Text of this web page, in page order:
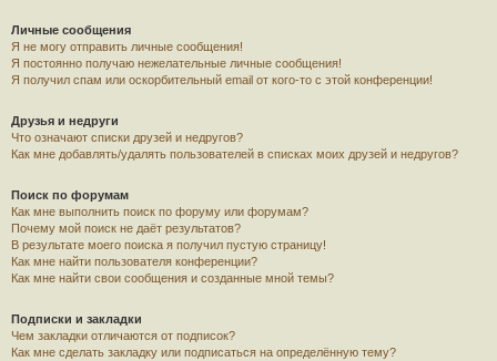
Личные сообщения
Я не могу отправить личные сообщения!
Я постоянно получаю нежелательные личные сообщения!
Я получил спам или оскорбительный email от кого-то с этой конференции!
Друзья и недруги
Что означают списки друзей и недругов?
Как мне добавлять/удалять пользователей в списках моих друзей и недругов?
Поиск по форумам
Как мне выполнить поиск по форуму или форумам?
Почему мой поиск не даёт результатов?
В результате моего поиска я получил пустую страницу!
Как мне найти пользователя конференции?
Как мне найти свои сообщения и созданные мной темы?
Подписки и закладки
Чем закладки отличаются от подписок?
Как мне сделать закладку или подписаться на определённую тему?